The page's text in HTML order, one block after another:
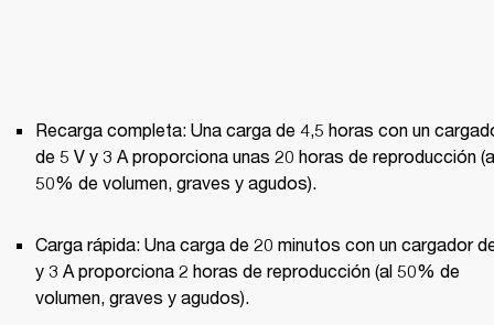
Recarga completa: Una carga de 4,5 horas con un
de 5 V y 3 A proporciona unas 20 horas de reproducción
50% de volumen, graves y agudos).
Carga rápida: Una carga de 20 minutos con un cargador
y 3 A proporciona 2 horas de reproducción (al 50% de
volumen, graves y agudos).